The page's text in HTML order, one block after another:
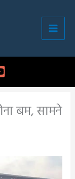
बम, सामने